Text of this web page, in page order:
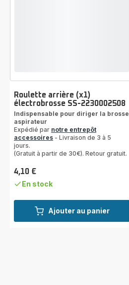
Ajouter au panier
Roulette arrière (x1)
électrobrosse SS-2230002508
Indispensable pour diriger la brosse
aspirateur
Expédié par notre entrepôt
accessoires - Livraison de 3 à 5
jours.
(Gratuit à partir de 30€). Retour gratuit.
Prix
4,10 €
En stock